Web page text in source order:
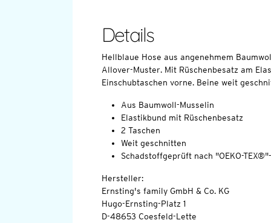
Details
Hellblaue Hose aus angenehmem
Allover-Muster. Mit Rüschenbesatz am
Einschubtaschen vorne. Beine weit
Aus Baumwoll-Musselin
Elastikbund mit Rüschenbesatz
2 Taschen
Weit geschnitten
Schadstoffgeprüft nach "OEKO-
Hersteller:
Ernsting's family GmbH & Co. KG
Hugo-Ernsting-Platz 1
D-48653 Coesfeld-Lette